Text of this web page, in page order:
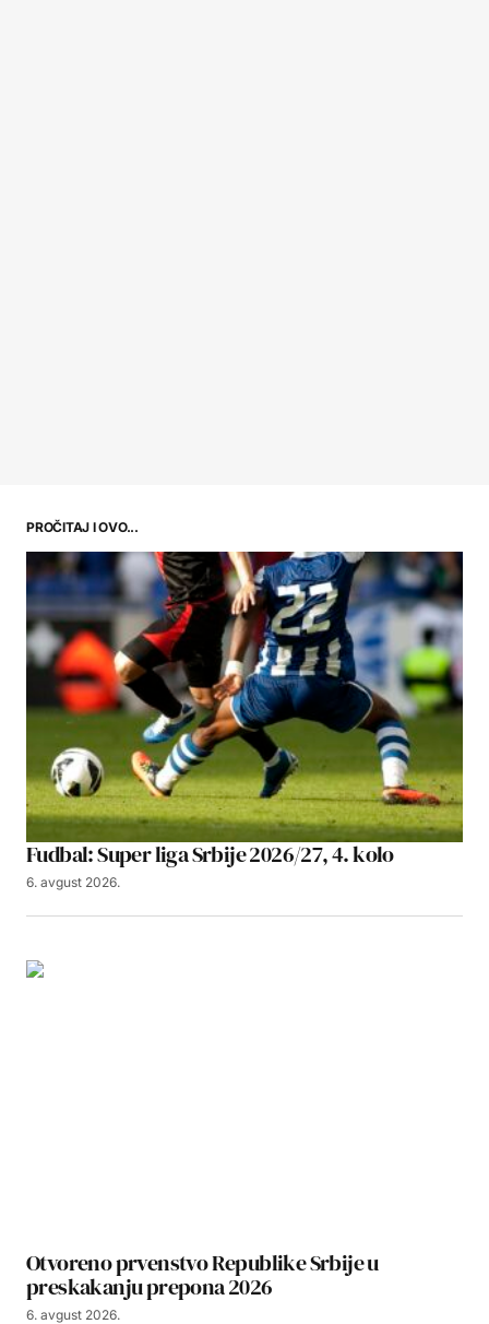
PROČITAJ I OVO...
Fudbal: Super liga Srbije 2026/27, 4. kolo
6. avgust 2026.
Otvoreno prvenstvo Republike Srbije u
preskakanju prepona 2026
6. avgust 2026.